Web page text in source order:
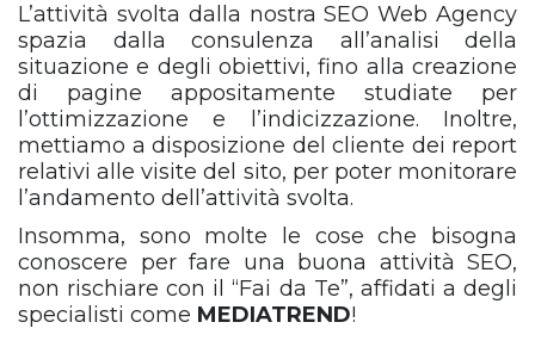
L’attività svolta dalla nostra SEO Web Agency
spazia dalla consulenza all’analisi della
situazione e degli obiettivi, fino alla creazione
di pagine appositamente studiate per
l’ottimizzazione e l’indicizzazione. Inoltre,
mettiamo a disposizione del cliente dei report
relativi alle visite del sito, per poter monitorare
l’andamento dell’attività svolta.
Insomma, sono molte le cose che bisogna
conoscere per fare una buona attività SEO,
non rischiare con il “Fai da Te”, affidati a degli
specialisti come MEDIATREND!